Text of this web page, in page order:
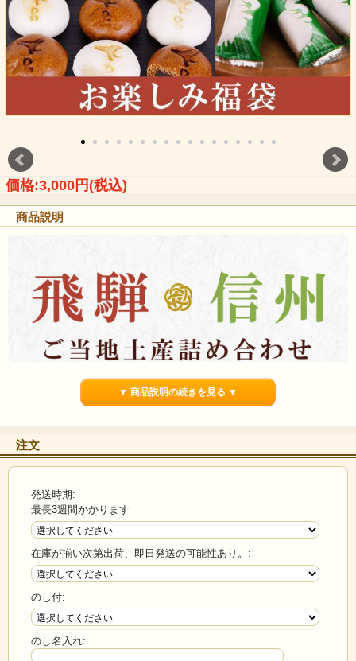
価格:3,000円(税込)
商品説明
▼ 商品説明の続きを見る ▼
注文
発送時期:
最長3週間かかります
在庫が揃い次第出荷、即日発送の可能性あり。:
のし付:
のし名入れ: